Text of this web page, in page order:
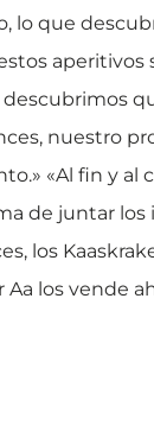
lo que
nuestro
«Al fin y al
de juntar
los
los vende